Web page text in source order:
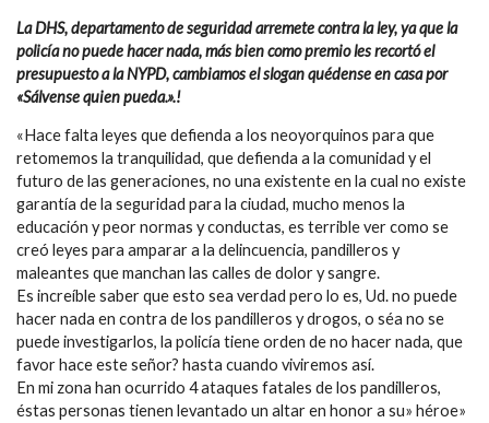
La DHS, departamento de seguridad arremete contra la ley, ya que la
policía no puede hacer nada, más bien como premio les recortó el
presupuesto a la NYPD, cambiamos el slogan quédense en casa por
«Sálvense quien pueda.».!
«Hace falta leyes que defienda a los neoyorquinos para que
retomemos la tranquilidad, que defienda a la comunidad y el
futuro de las generaciones, no una existente en la cual no existe
garantía de la seguridad para la ciudad, mucho menos la
educación y peor normas y conductas, es terrible ver como se
creó leyes para amparar a la delincuencia, pandilleros y
maleantes que manchan las calles de dolor y sangre.
Es increíble saber que esto sea verdad pero lo es, Ud. no puede
hacer nada en contra de los pandilleros y drogos, o séa no se
puede investigarlos, la policía tiene orden de no hacer nada, que
favor hace este señor? hasta cuando viviremos así.
En mi zona han ocurrido 4 ataques fatales de los pandilleros,
éstas personas tienen levantado un altar en honor a su» héroe»